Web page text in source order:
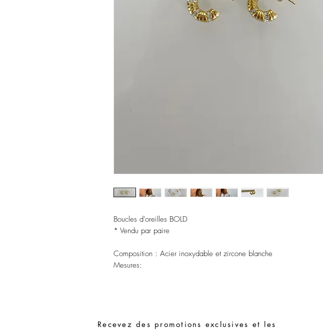
Boucles d'oreilles BOLD
* Vendu par paire
Composition : Acier inoxydable et zircone blanche
Mesures:
Recevez des promotions exclusives et les